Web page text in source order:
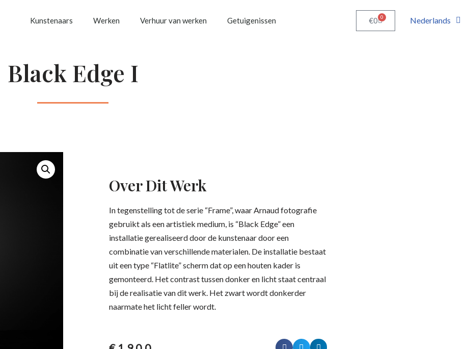
Kunstenaars Werken Verhuur van werken Getuigenissen €0 0 Nederlands
Black Edge I
Over Dit Werk
In tegenstelling tot de serie “Frame”, waar Arnaud fotografie
gebruikt als een artistiek medium, is “Black Edge” een
installatie gerealiseerd door de kunstenaar door een
combinatie van verschillende materialen. De installatie bestaat
uit een type “Flatlite” scherm dat op een houten kader is
gemonteerd. Het contrast tussen donker en licht staat centraal
bij de realisatie van dit werk. Het zwart wordt donkerder
naarmate het licht feller wordt.